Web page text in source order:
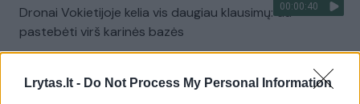
Lrytas.lt - Do Not Process My Personal Information
00:00:40
Dronai Vokietijoje kelia vis daugiau klausimų: du
pastebėti virš karinės bazės